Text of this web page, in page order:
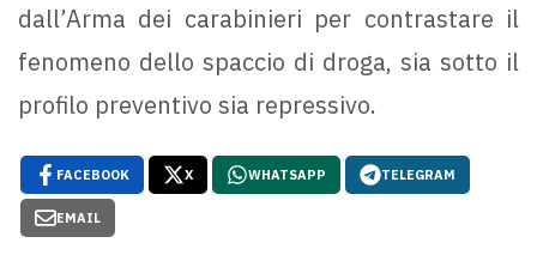
dall’Arma dei carabinieri per contrastare il
fenomeno dello spaccio di droga, sia sotto il
profilo preventivo sia repressivo.
FACEBOOK X WHATSAPP TELEGRAM
EMAIL